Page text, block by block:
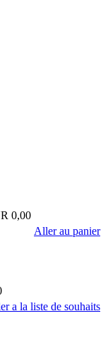
0,00
Aller au panier
a la liste de souhaits